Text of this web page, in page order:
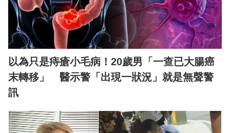
以為只是痔瘡小毛病！20歲男「一查已大腸癌
末轉移」 醫示警「出現一狀況」就是無聲警
訊